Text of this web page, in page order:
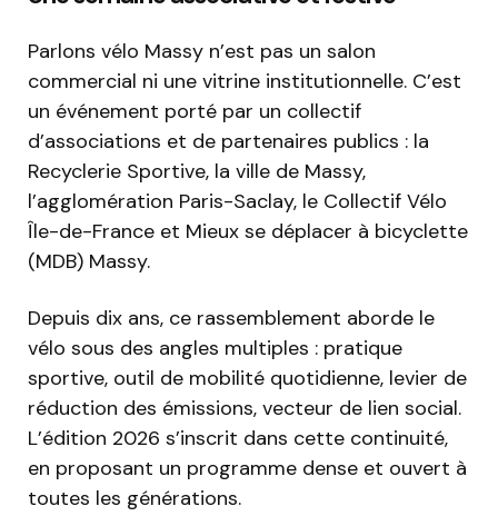
Parlons vélo Massy n’est pas un salon
commercial ni une vitrine institutionnelle. C’est
un événement porté par un collectif
d’associations et de partenaires publics : la
Recyclerie Sportive, la ville de Massy,
l’agglomération Paris-Saclay, le Collectif Vélo
Île-de-France et Mieux se déplacer à bicyclette
(MDB) Massy.
Depuis dix ans, ce rassemblement aborde le
vélo sous des angles multiples : pratique
sportive, outil de mobilité quotidienne, levier de
réduction des émissions, vecteur de lien social.
L’édition 2026 s’inscrit dans cette continuité,
en proposant un programme dense et ouvert à
toutes les générations.